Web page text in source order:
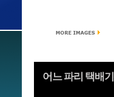
어느 파리 택배